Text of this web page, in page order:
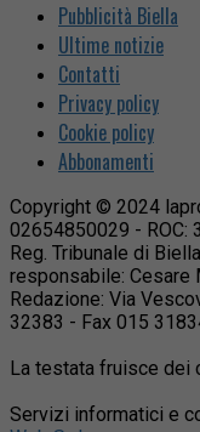
Pubblicità Biella
Ultime notizie
Contatti
Privacy policy
Cookie policy
Abbonamenti
Copyright © 2024
02654850029 - ROC:
Reg. Tribunale di
responsabile: Cesare
Redazione: Via
32383 - Fax 015
La testata fruisce
Servizi informatici e